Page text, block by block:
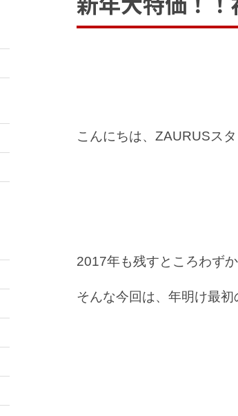
こんにちは、ZAURUSス
2017年も残すところわず
そんな今回は、年明け最